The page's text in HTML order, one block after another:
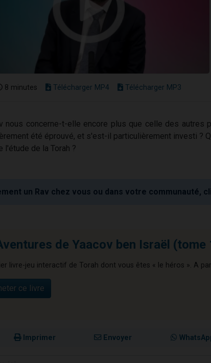
8 minutes Télécharger MP4 Télécharger MP3
nous concerne-t-elle encore plus que celle des autres
été éprouvé, et s'est-il particulièrement investi ?
de la Torah ?
un Rav chez vous ou dans votre communauté,
de Yaacov ben Israël (tome
livre-jeu interactif de Torah dont vous êtes « le héros ». A
ce livre
Imprimer Envoyer